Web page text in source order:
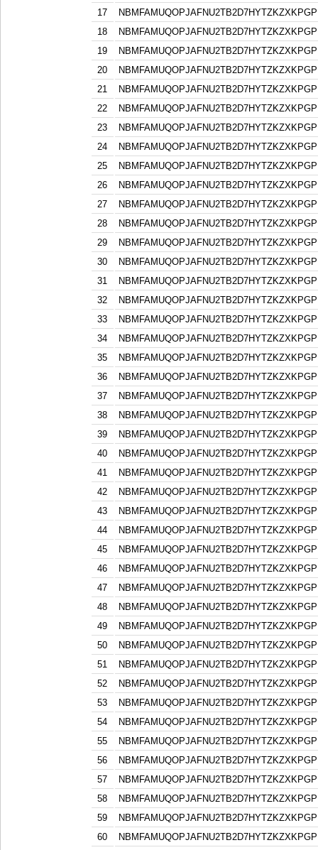
17
18
19
20
21
22
23
24
25
26
27
28
29
30
31
32
33
34
35
36
37
38
39
40
41
42
43
44
45
46
47
48
49
50
51
52
53
54
55
56
57
58
59
60